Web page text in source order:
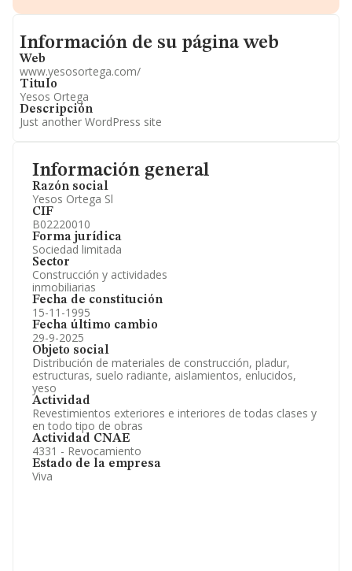
Información general
Razón social
Yesos Ortega Sl
CIF
B02220010
Forma jurídica
Sociedad limitada
Sector
Construcción y actividades
inmobiliarias
Fecha de constitución
15-11-1995
Fecha último cambio
29-9-2025
Objeto social
Distribución de materiales de construcción, pladur,
estructuras, suelo radiante, aislamientos, enlucidos,
yeso
Actividad
Revestimientos exteriores e interiores de todas clases y
en todo tipo de obras
Actividad CNAE
4331 - Revocamiento
Estado de la empresa
Viva
Información oficial y registral complementaria.
Informacion de su página web
Información de su página web
Web
www.yesosortega.com/
Titulo
Yesos Ortega
Descripción
Just another WordPress site